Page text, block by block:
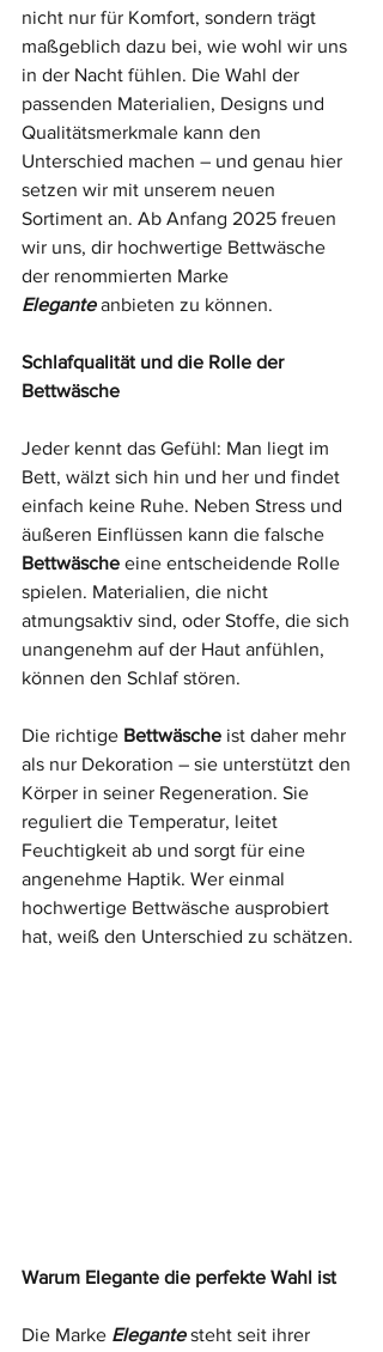
nicht nur für Komfort, sondern trägt
maßgeblich dazu bei, wie wohl wir uns
in der Nacht fühlen. Die Wahl der
passenden Materialien, Designs und
Qualitätsmerkmale kann den
Unterschied machen – und genau hier
setzen wir mit unserem neuen
Sortiment an. Ab Anfang 2025 freuen
wir uns, dir hochwertige Bettwäsche
der renommierten Marke
Elegante anbieten zu können.
Schlafqualität und die Rolle der
Bettwäsche
Jeder kennt das Gefühl: Man liegt im
Bett, wälzt sich hin und her und findet
einfach keine Ruhe. Neben Stress und
äußeren Einflüssen kann die falsche
Bettwäsche eine entscheidende Rolle
spielen. Materialien, die nicht
atmungsaktiv sind, oder Stoffe, die sich
unangenehm auf der Haut anfühlen,
können den Schlaf stören.
Die richtige Bettwäsche ist daher mehr
als nur Dekoration – sie unterstützt den
Körper in seiner Regeneration. Sie
reguliert die Temperatur, leitet
Feuchtigkeit ab und sorgt für eine
angenehme Haptik. Wer einmal
hochwertige Bettwäsche ausprobiert
hat, weiß den Unterschied zu schätzen.
Warum Elegante die perfekte Wahl ist
Die Marke Elegante steht seit ihrer